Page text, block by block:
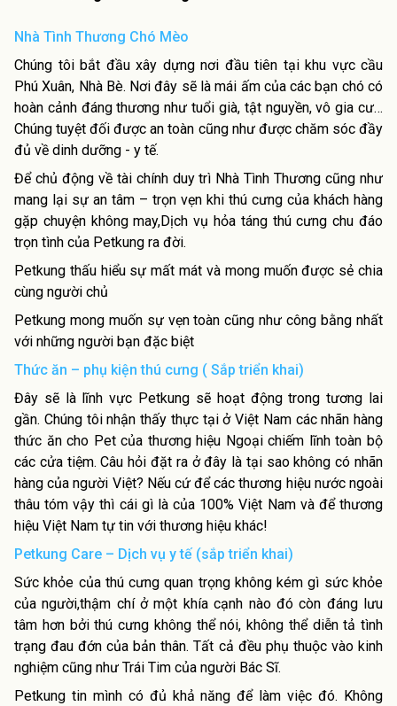
Nhà Tình Thương Chó Mèo
Chúng tôi bắt đầu xây dựng nơi đầu tiên tại khu vực cầu
Phú Xuân, Nhà Bè. Nơi đây sẽ là mái ấm của các bạn chó có
hoàn cảnh đáng thương như tuổi già, tật nguyền, vô gia cư…
Chúng tuyệt đối được an toàn cũng như được chăm sóc đầy
đủ về dinh dưỡng - y tế.
Để chủ động về tài chính duy trì Nhà Tình Thương cũng như
mang lại sự an tâm – trọn vẹn khi thú cưng của khách hàng
gặp chuyện không may,Dịch vụ hỏa táng thú cưng chu đáo
trọn tình của Petkung ra đời.
Petkung thấu hiểu sự mất mát và mong muốn được sẻ chia
cùng người chủ
Petkung mong muốn sự vẹn toàn cũng như công bằng nhất
với những người bạn đặc biệt
Thức ăn – phụ kiện thú cưng ( Sắp triển khai)
Đây sẽ là lĩnh vực Petkung sẽ hoạt động trong tương lai
gần. Chúng tôi nhận thấy thực tại ở Việt Nam các nhãn hàng
thức ăn cho Pet của thương hiệu Ngoại chiếm lĩnh toàn bộ
các cửa tiệm. Câu hỏi đặt ra ở đây là tại sao không có nhãn
hàng của người Việt? Nếu cứ để các thương hiệu nước ngoài
thâu tóm vậy thì cái gì là của 100% Việt Nam và để thương
hiệu Việt Nam tự tin với thương hiệu khác!
Petkung Care – Dịch vụ y tế (sắp triển khai)
Sức khỏe của thú cưng quan trọng không kém gì sức khỏe
của người,thậm chí ở một khía cạnh nào đó còn đáng lưu
tâm hơn bởi thú cưng không thể nói, không thể diễn tả tình
trạng đau đớn của bản thân. Tất cả đều phụ thuộc vào kinh
nghiệm cũng như Trái Tim của người Bác Sĩ.
Petkung tin mình có đủ khả năng để làm việc đó. Không